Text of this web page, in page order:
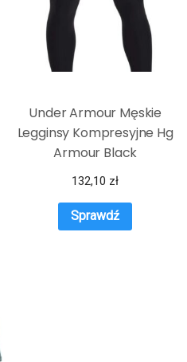
Under Armour Męskie
Legginsy Kompresyjne Hg
Armour Black
132,10 zł
Sprawdź